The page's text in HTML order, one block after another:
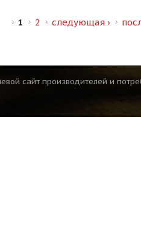
1 2 следующая ›
сайт производителей и